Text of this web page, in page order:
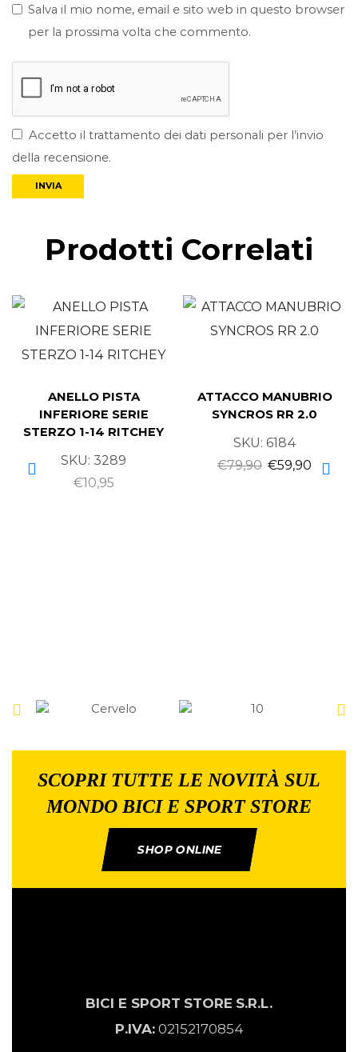
Salva il mio nome, email e sito web in questo browser
per la prossima volta che commento.
Accetto il trattamento dei dati personali per l’invio
della recensione.
Prodotti Correlati
ANELLO PISTA
INFERIORE SERIE
STERZO 1-14 RITCHEY
SKU: 3289
€10,95
ATTACCO MANUBRIO
SYNCROS RR 2.0
SKU: 6184
€79,90 €59,90
SCOPRI TUTTE LE NOVITÀ SUL
MONDO BICI E SPORT STORE
SHOP ONLINE
BICI E SPORT STORE S.R.L.
P.IVA:02152170854